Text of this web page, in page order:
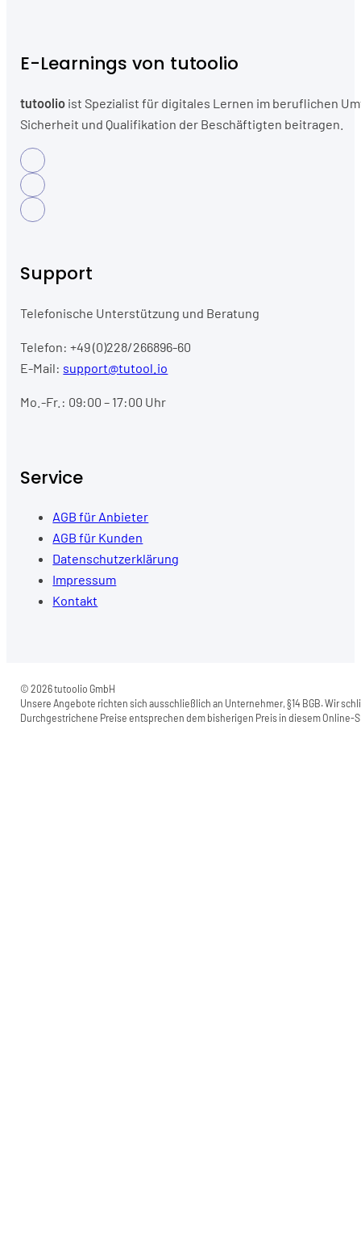
E-Learnings von tutoolio
tutoolio ist Spezialist für digitales Lernen im beruflichen
Sicherheit und Qualifikation der Beschäftigten beitragen.
Support
Telefonische Unterstützung und Beratung
Telefon: +49 (0)228/266896-60
E-Mail: support@tutool.io
Mo.-Fr.: 09:00 – 17:00 Uhr
Service
AGB für Anbieter
AGB für Kunden
Datenschutzerklärung
Impressum
Kontakt
© 2026 tutoolio GmbH
Unsere Angebote richten sich ausschließlich an Unternehmer, §14 BGB. Wir
Durchgestrichene Preise entsprechen dem bisherigen Preis in diesem